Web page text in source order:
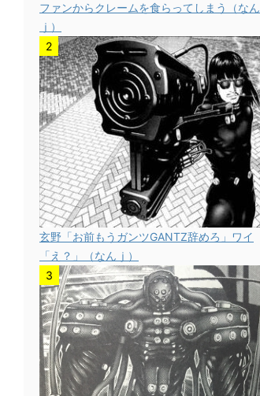
ファンからクレームを食らってしまう（なん
ｊ）
玄野「お前もうガンツGANTZ辞めろ」ワイ
「え？」（なんｊ）